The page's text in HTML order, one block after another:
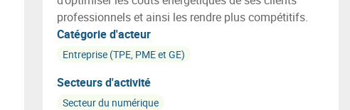
professionnels et ainsi les rendre plus compétitifs.
Catégorie d'acteur
Entreprise (TPE, PME et GE)
Secteurs d'activité
Secteur du numérique